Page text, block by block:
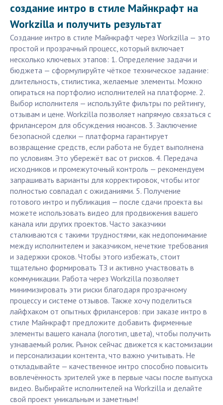
создание интро в стиле Майнкрафт на
Workzilla и получить результат
Создание интро в стиле Майнкрафт через Workzilla — это
простой и прозрачный процесс, который включает
несколько ключевых этапов: 1. Определение задачи и
бюджета — сформулируйте чёткое техническое задание:
длительность, стилистика, желаемые элементы. Можно
опираться на портфолио исполнителей на платформе. 2.
Выбор исполнителя — используйте фильтры по рейтингу,
отзывам и цене. Workzilla позволяет напрямую связаться с
фрилансером для обсуждения нюансов. 3. Заключение
безопасной сделки — платформа гарантирует
возвращение средств, если работа не будет выполнена
по условиям. Это убережёт вас от рисков. 4. Передача
исходников и промежуточный контроль — рекомендуем
запрашивать варианты для корректировок, чтобы итог
полностью совпадал с ожиданиями. 5. Получение
готового интро и публикация — после сдачи проекта вы
можете использовать видео для продвижения вашего
канала или других проектов. Часто заказчики
сталкиваются с такими трудностями, как недопонимание
между исполнителем и заказчиком, нечеткие требования
и задержки сроков. Чтобы этого избежать, стоит
тщательно формировать ТЗ и активно участвовать в
коммуникации. Работа через Workzilla позволяет
минимизировать эти риски благодаря прозрачному
процессу и системе отзывов. Также хочу поделиться
лайфхаком от опытных фрилансеров: при заказе интро в
стиле Майнкрафт предложите добавить фирменные
элементы вашего канала (логотип, цвета), чтобы получить
узнаваемый ролик. Рынок сейчас движется к кастомизации
и персонализации контента, что важно учитывать. Не
откладывайте — качественное интро способно повысить
вовлечённость зрителей уже в первые часы после выпуска
видео. Выбирайте исполнителей на Workzilla и делайте
свой проект уникальным и заметным!